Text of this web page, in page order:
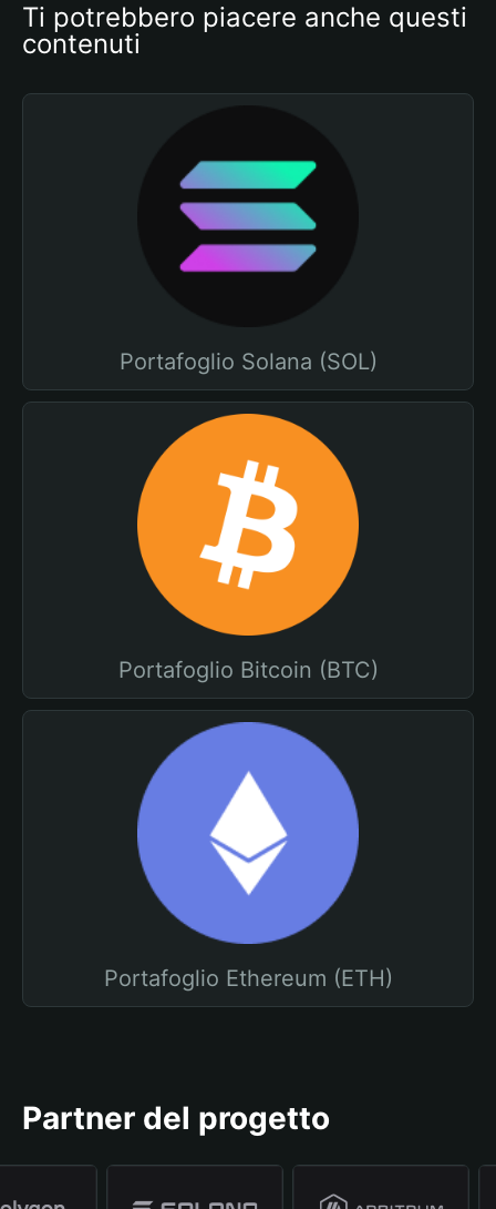
Ti potrebbero piacere anche questi
contenuti
Portafoglio Solana (SOL)
Portafoglio Bitcoin (BTC)
Portafoglio Ethereum (ETH)
Partner del progetto